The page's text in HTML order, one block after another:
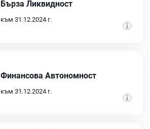
Бърза Ликвидност
към 31.12.2024 г.
Финансова Автономност
към 31.12.2024 г.